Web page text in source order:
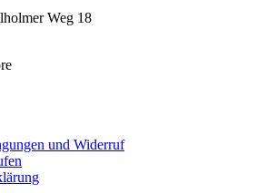
Weg 18
und Widerruf